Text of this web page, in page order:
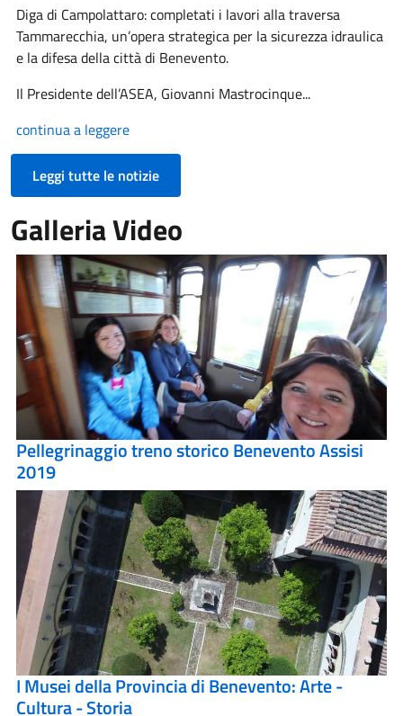
Diga di Campolattaro: completati i lavori alla traversa
Tammarecchia, un’opera strategica per la sicurezza idraulica
e la difesa della città di Benevento.
Il Presidente dell’ASEA, Giovanni Mastrocinque...
continua a leggere
Leggi tutte le notizie
Galleria Video
Pellegrinaggio treno storico Benevento Assisi
2019
I Musei della Provincia di Benevento: Arte -
Cultura - Storia